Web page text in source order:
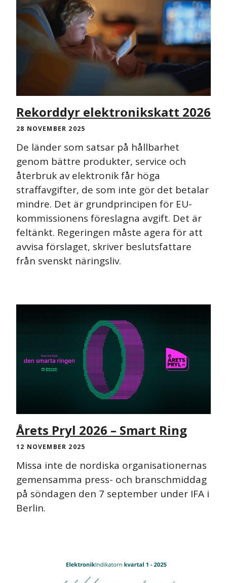
Rekorddyr elektronikskatt 2026
28 NOVEMBER 2025
De länder som satsar på hållbarhet
genom bättre produkter, service och
återbruk av elektronik får höga
straffavgifter, de som inte gör det betalar
mindre. Det är grundprincipen för EU-
kommissionens föreslagna avgift. Det är
feltänkt. Regeringen måste agera för att
avvisa förslaget, skriver beslutsfattare
från svenskt näringsliv.
Årets Pryl 2026 – Smart Ring
12 NOVEMBER 2025
Missa inte de nordiska organisationernas
gemensamma press- och branschmiddag
på söndagen den 7 september under IFA i
Berlin.